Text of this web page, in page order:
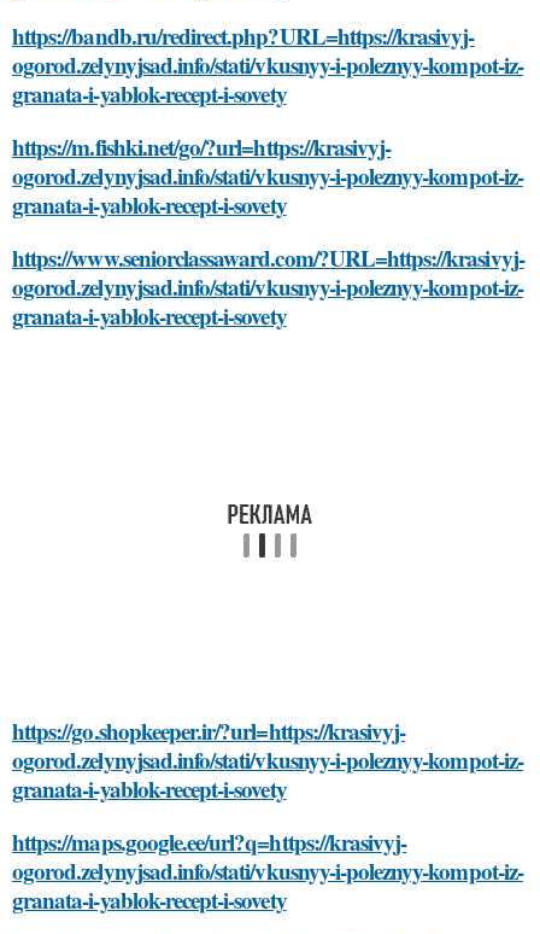
https://bandb.ru/redirect.php?URL=https://krasivyj-
ogorod.zelynyjsad.info/stati/vkusnyy-i-poleznyy-kompot-iz-
granata-i-yablok-recept-i-sovety
https://m.fishki.net/go/?url=https://krasivyj-
ogorod.zelynyjsad.info/stati/vkusnyy-i-poleznyy-kompot-iz-
granata-i-yablok-recept-i-sovety
https://www.seniorclassaward.com/?URL=https://krasivyj-
ogorod.zelynyjsad.info/stati/vkusnyy-i-poleznyy-kompot-iz-
granata-i-yablok-recept-i-sovety
https://go.shopkeeper.ir/?url=https://krasivyj-
ogorod.zelynyjsad.info/stati/vkusnyy-i-poleznyy-kompot-iz-
granata-i-yablok-recept-i-sovety
https://maps.google.ee/url?q=https://krasivyj-
ogorod.zelynyjsad.info/stati/vkusnyy-i-poleznyy-kompot-iz-
granata-i-yablok-recept-i-sovety